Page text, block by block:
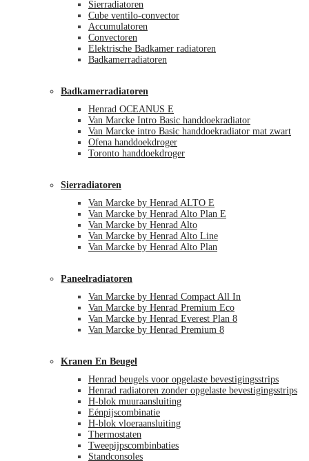
Sierradiatoren
Cube ventilo-convector
Accumulatoren
Convectoren
Elektrische Badkamer radiatoren
Badkamerradiatoren
Badkamerradiatoren
Henrad OCEANUS E
Van Marcke Intro Basic handdoekradiator
Van Marcke intro Basic handdoekradiator mat zwart
Ofena handdoekdroger
Toronto handdoekdroger
Sierradiatoren
Van Marcke by Henrad ALTO E
Van Marcke by Henrad Alto Plan E
Van Marcke by Henrad Alto
Van Marcke by Henrad Alto Line
Van Marcke by Henrad Alto Plan
Paneelradiatoren
Van Marcke by Henrad Compact All In
Van Marcke by Henrad Premium Eco
Van Marcke by Henrad Everest Plan 8
Van Marcke by Henrad Premium 8
Kranen En Beugel
Henrad beugels voor opgelaste bevestigingsstrips
Henrad radiatoren zonder opgelaste bevestigingsstrips
H-blok muuraansluiting
Eénpijscombinatie
H-blok vloeraansluiting
Thermostaten
Tweepijpscombinbaties
Standconsoles